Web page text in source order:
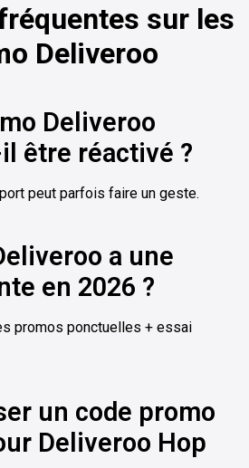
sur les
Deliveroo
Deliveroo
être réactivé ?
peut parfois faire un geste.
a une
en 2026 ?
promos ponctuelles + essai
un code promo
Deliveroo Hop